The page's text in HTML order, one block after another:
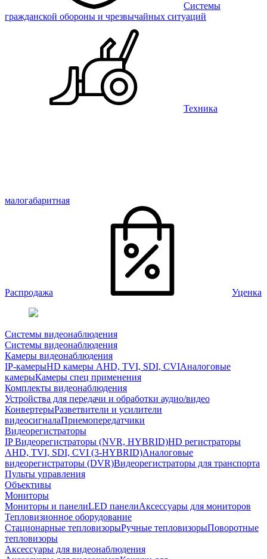
Системы
гражданской обороны и чрезвычайных ситуаций
Техника
малогабаритная
Распродажа Уценка
Системы видеонаблюдения
Системы видеонаблюдения
Камеры видеонаблюдения
IP-камерыHD камеры AHD, TVI, SDI, CVIАналоговые
камерыКамеры спец применения
Комплекты видеонаблюдения
Устройства для передачи и обработки аудио/видео
КонвертерыРазветвители и усилители
видеосигналаПриемопередатчики
Видеорегистраторы
IP Видеорегистраторы (NVR, HYBRID)HD регистраторы
AHD, TVI, SDI, CVI (3-HYBRID)Аналоговые
видеорегистраторы (DVR)Видеорегистраторы для транспорта
Пульты управления
Объективы
Мониторы
Мониторы и панелиLED панелиАксессуары для мониторов
Тепловизионное оборудование
Стационарные тепловизорыРучные тепловизорыПоворотные
тепловизоры
Аксессуары для видеонаблюдения